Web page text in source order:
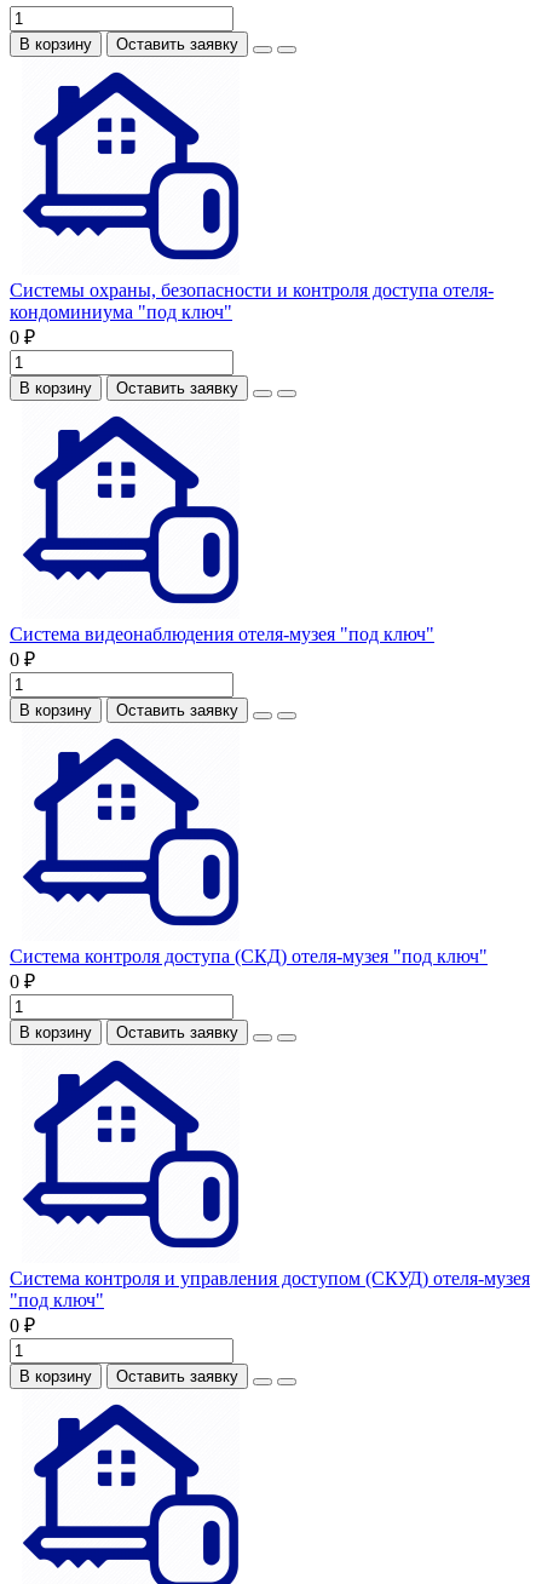
В корзину Оставить заявку
Системы охраны, безопасности и контроля доступа отеля-
кондоминиума "под ключ"
0 ₽
В корзину Оставить заявку
Система видеонаблюдения отеля-музея "под ключ"
0 ₽
В корзину Оставить заявку
Система контроля доступа (СКД) отеля-музея "под ключ"
0 ₽
В корзину Оставить заявку
Система контроля и управления доступом (СКУД) отеля-музея
"под ключ"
0 ₽
В корзину Оставить заявку